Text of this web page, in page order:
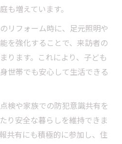
も増えています。
リフォーム時に、足元照明や
を強化することで、来訪者の
ります。これにより、子ども
世帯でも安心して生活できる
検や家族での防犯意識共有を
り安全な暮らしを維持できま
共有にも積極的に参加し、住